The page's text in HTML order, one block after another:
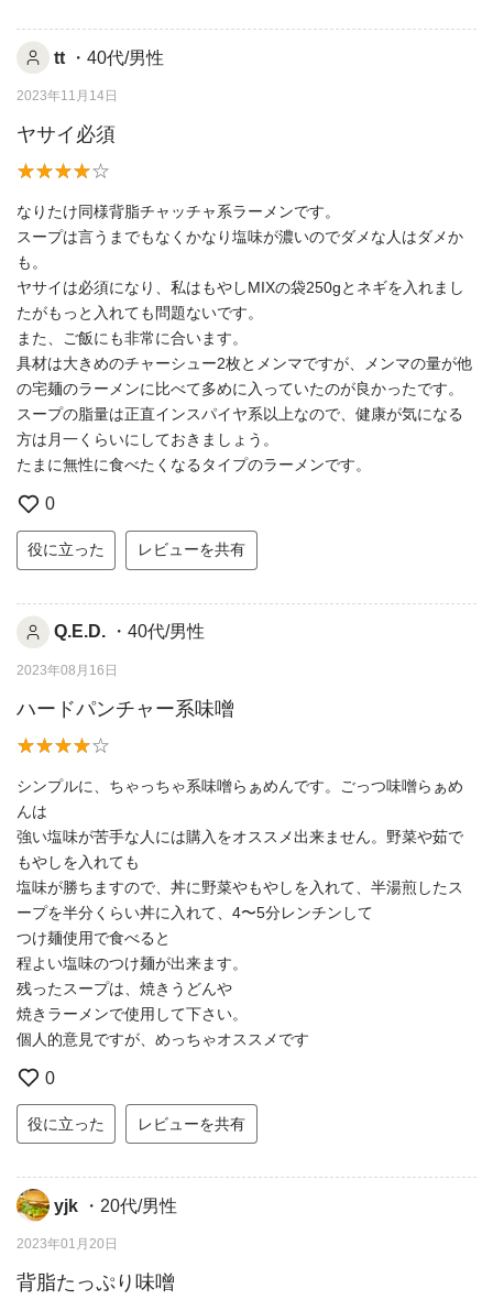
tt ・40代/男性
2023年11月14日
ヤサイ必須
なりたけ同様背脂チャッチャ系ラーメンです。
スープは言うまでもなくかなり塩味が濃いのでダメな人はダメか
も。
ヤサイは必須になり、私はもやしMIXの袋250gとネギを入れまし
たがもっと入れても問題ないです。
また、ご飯にも非常に合います。
具材は大きめのチャーシュー2枚とメンマですが、メンマの量が他
の宅麺のラーメンに比べて多めに入っていたのが良かったです。
スープの脂量は正直インスパイヤ系以上なので、健康が気になる
方は月一くらいにしておきましょう。
たまに無性に食べたくなるタイプのラーメンです。
0
役に立った レビューを共有
Q.E.D. ・40代/男性
2023年08月16日
ハードパンチャー系味噌
シンプルに、ちゃっちゃ系味噌らぁめんです。ごっつ味噌らぁめ
んは
強い塩味が苦手な人には購入をオススメ出来ません。野菜や茹で
もやしを入れても
塩味が勝ちますので、丼に野菜やもやしを入れて、半湯煎したス
ープを半分くらい丼に入れて、4〜5分レンチンして
つけ麺使用で食べると
程よい塩味のつけ麺が出来ます。
残ったスープは、焼きうどんや
焼きラーメンで使用して下さい。
個人的意見ですが、めっちゃオススメです
0
役に立った レビューを共有
yjk ・20代/男性
2023年01月20日
背脂たっぷり味噌